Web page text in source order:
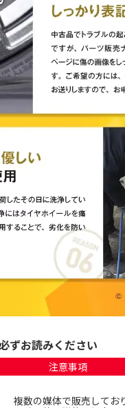
ずお読みください
注意事項
複数の媒体で販売してお